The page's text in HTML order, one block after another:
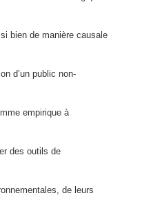
bien de manière causale
d’un public non-
empirique à
des outils de
de leurs